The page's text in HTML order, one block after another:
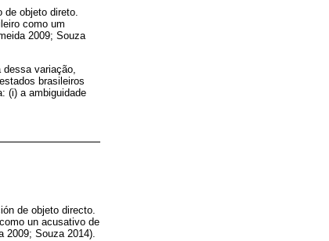
de objeto direto.
como um
2009; Souza
variação,
brasileiros
(i) a ambiguidade
de objeto directo.
un acusativo de
2009; Souza 2014).